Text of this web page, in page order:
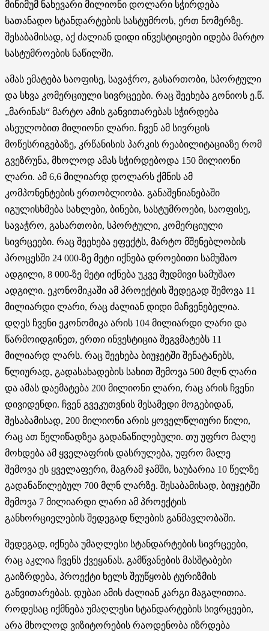
მინიმუმ ნახევარი მილიონი დოლარი სჭირდება
სათანადო სტანდარტების სასტუმროს, ერთ ნომერზე.
შესაბამისად, აქ ძალიან დიდი ინვესტიციები იდება მარტო
სასტუმროების ნაწილში.
ამას ემატება საოფისე, სავაჭრო, გასართობი, სპორტული
და სხვა კომერციული სივრცეები. რაც შეეხება გონიოს ე.წ.
„მარინას“ მარტო ამის განვითარებას სჭირდება
ასეულობით მილიონი ლარი. ჩვენ ამ სივრცის
მოწესრიგებაზე, კრწანისის პარკის რეაბილიტაციაზე რომ
გვეზრუნა, მხოლოდ ამას სჭირდებოდა 150 მილიონი
ლარი. ამ 6,6 მილიარდ დოლარს ქმნის ამ
კომპონენტების ერთობლიობა. განაშენიანებაში
იგულისხმება სახლები, ბინები, სასტუმროები, საოფისე,
სავაჭრო, გასართობი, სპორტული, კომერციული
სივრცეები. რაც შეეხება ეფექტს, მარტო მშენებლობის
პროცესში 24 000-ზე მეტი იქნება დროებითი სამუშაო
ადგილი, 8 000-ზე მეტი იქნება უკვე მუდმივი სამუშაო
ადგილი. ეკონომიკაში ამ პროექტის შედეგად შემოვა 11
მილიარდი ლარი, რაც ძალიან დიდი მაჩვენებელია.
დღეს ჩვენი ეკონომიკა არის 104 მილიარდი ლარი და
წარმოიდგინეთ, ერთი ინვესტიცია შეგვმატებს 11
მილიარდ ლარს. რაც შეეხება ბიუჯეტში შენატანებს,
წლიურად, გადასახადების სახით შემოვა 500 მლნ ლარი
და ამას დაემატება 200 მილიონი ლარი, რაც არის ჩვენი
დივიდენდი. ჩვენ გვეკუთვნის მესამედი მოგებიდან,
შესაბამისად, 200 მილიონი არის ყოველწლიური წილი,
რაც ათ წელიწადზეა გადანაწილებული. თუ უფრო მალე
მოხდება ამ ყველაფრის დასრულება, უფრო მალე
შემოვა ეს ყველაფერი, მაგრამ ჯამში, საუბარია 10 წელზე
გადანაწილებულ 700 მლნ ლარზე. შესაბამისად, ბიუჯეტში
შემოვა 7 მილიარდი ლარი ამ პროექტის
განხორციელების შედეგად წლების განმავლობაში.
შედეგად, იქნება უმაღლესი სტანდარტების სივრცეები,
რაც აკლია ჩვენს ქვეყანას. გამწვანების მასშტაბები
გაიზრდება, პროექტი ხელს შეუწყობს ტურიზმის
განვითარებას. დუბაი ამის ძალიან კარგი მაგალითია.
როდესაც იქმნება უმაღლესი სტანდარტების სივრცეები,
არა მხოლოდ ვიზიტორების რაოდენობა იზრდება